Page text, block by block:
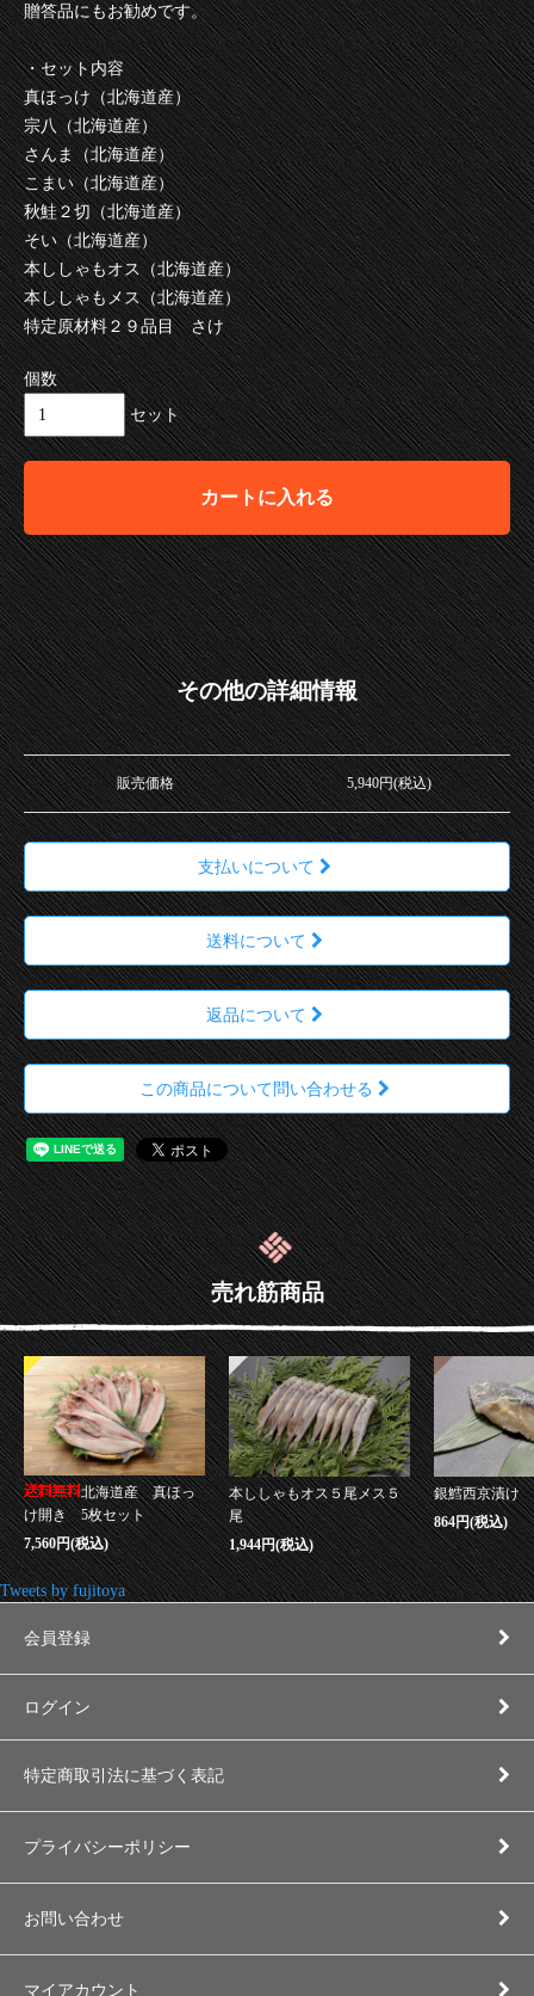
贈答品にもお勧めです。
・セット内容
真ほっけ（北海道産）
宗八（北海道産）
さんま（北海道産）
こまい（北海道産）
秋鮭２切（北海道産）
そい（北海道産）
本ししゃもオス（北海道産）
本ししゃもメス（北海道産）
特定原材料２９品目 さけ
個数
セット
カートに入れる
その他の詳細情報
販売価格 5,940円(税込)
支払いについて
送料について
返品について
この商品について問い合わせる
売れ筋商品
北海道産 真ほっ
け開き 5枚セット
7,560円(税込)
本ししゃもオス５尾メス５
尾
1,944円(税込)
銀鱈西京漬け
864円(税込)
Tweets by fujitoya
会員登録
ログイン
特定商取引法に基づく表記
プライバシーポリシー
お問い合わせ
マイアカウント